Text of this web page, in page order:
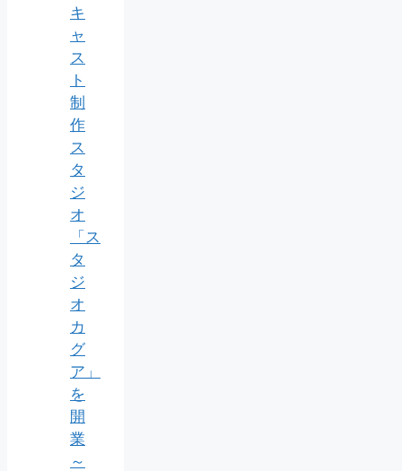
キ
ャ
ス
ト
制
作
ス
タ
ジ
オ
「ス
タ
ジ
オ
カ
グ
ア」
を
開
業
～